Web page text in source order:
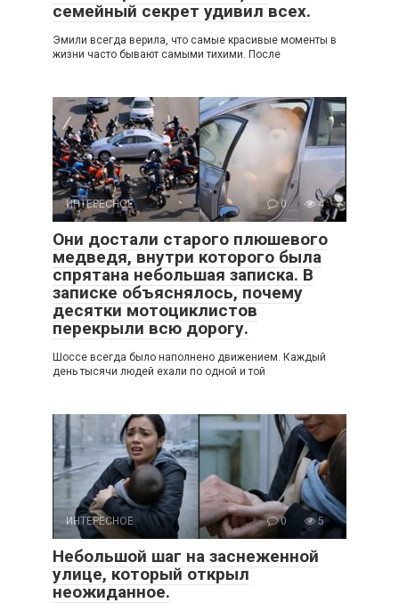
семейный секрет удивил всех.
Эмили всегда верила, что самые красивые моменты в
жизни часто бывают самыми тихими. После
ИНТЕРЕСНОЕ 0 4
Они достали старого плюшевого
медведя, внутри которого была
спрятана небольшая записка. В
записке объяснялось, почему
десятки мотоциклистов
перекрыли всю дорогу.
Шоссе всегда было наполнено движением. Каждый
день тысячи людей ехали по одной и той
ИНТЕРЕСНОЕ 0 5
Небольшой шаг на заснеженной
улице, который открыл
неожиданное.